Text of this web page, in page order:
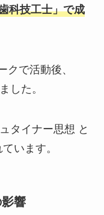
科技工士」で成
クで活動後、
した。
タイナー思想 と
います。
響